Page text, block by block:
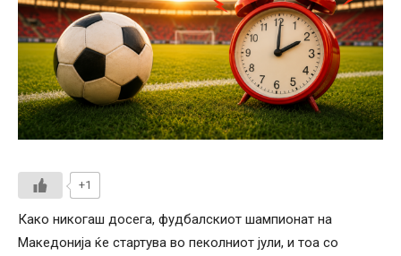
+1
Како никогаш досега, фудбалскиот шампионат на
Македонија ќе стартува во пеколниот јули, и тоа со